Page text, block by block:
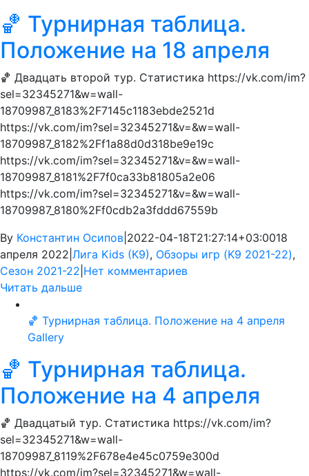
🏀 Турнирная таблица.
Положение на 18 апреля
🏀 Двадцать второй тур. Статистика https://vk.com/im?
sel=32345271&w=wall-
18709987_8183%2F7145c1183ebde2521d
https://vk.com/im?sel=32345271&v=&w=wall-
18709987_8182%2Ff1a88d0d318be9e19c
https://vk.com/im?sel=32345271&v=&w=wall-
18709987_8181%2F7f0ca33b81805a2e06
https://vk.com/im?sel=32345271&v=&w=wall-
18709987_8180%2Ff0cdb2a3fddd67559b
By Константин Осипов 2022-04-18T21:27:14+03:0018
апреля 2022 Лига Kids (K9), Обзоры игр (K9 2021-22),
Сезон 2021-22 Нет комментариев
Читать дальше
🏀 Турнирная таблица. Положение на 4 апреля
Gallery
🏀 Турнирная таблица.
Положение на 4 апреля
🏀 Двадцатый тур. Статистика https://vk.com/im?
sel=32345271&w=wall-
18709987_8119%2F678e4e45c0759e300d
https://vk.com/im?sel=32345271&w=wall-